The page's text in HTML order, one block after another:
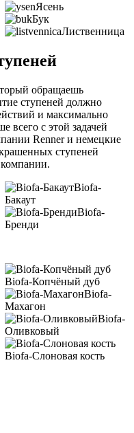
Ясень
Бук
Лиственница
обращаешь
ступеней должно
и максимально
всего с этой задачей
Renner и немецкие
ступеней
Biofa-
Бакаут
Biofa-
Бренди
Biofa-Копчёный дуб
Biofa-
Махагон
Biofa-
Оливковый
Biofa-Слоновая кость